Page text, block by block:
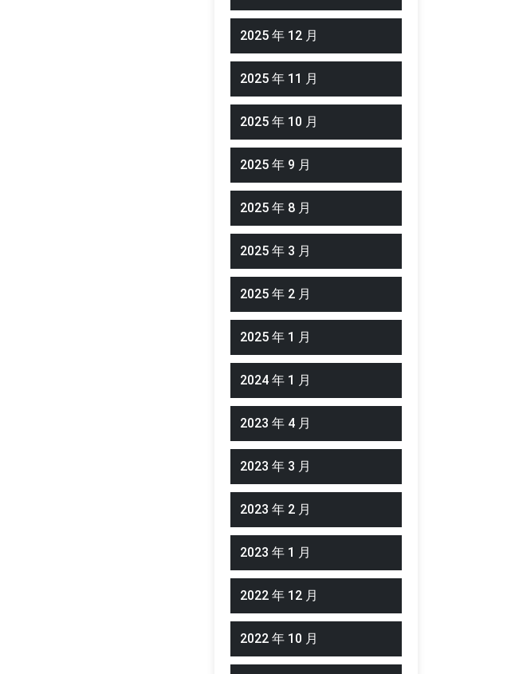
2025 年 12 月
2025 年 11 月
2025 年 10 月
2025 年 9 月
2025 年 8 月
2025 年 3 月
2025 年 2 月
2025 年 1 月
2024 年 1 月
2023 年 4 月
2023 年 3 月
2023 年 2 月
2023 年 1 月
2022 年 12 月
2022 年 10 月